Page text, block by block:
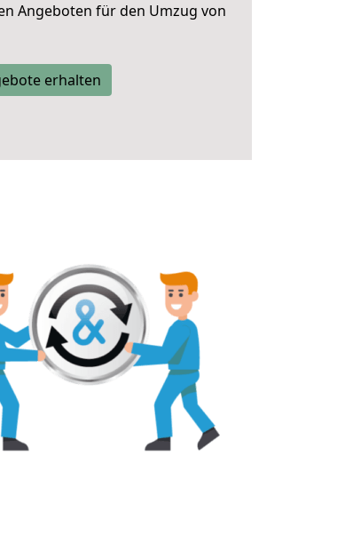
Angeboten für den Umzug von
erhalten